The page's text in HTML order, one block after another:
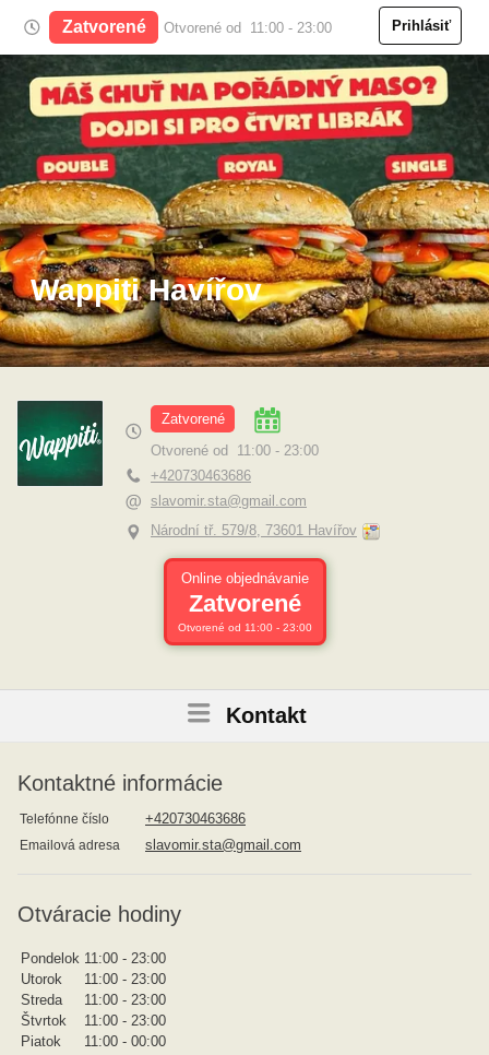
Zatvorené Otvorené od 11:00 - 23:00 Prihlásiť
Wappiti Havířov
Zatvorené
Otvorené od 11:00 - 23:00
+420730463686
slavomir.sta@gmail.com
Národní tř. 579/8, 73601 Havířov
Online objednávanie
Zatvorené
Otvorené od 11:00 - 23:00
Kontakt
Kontaktné informácie
Telefónne číslo +420730463686
Emailová adresa slavomir.sta@gmail.com
Otváracie hodiny
Pondelok 11:00 - 23:00
Utorok
11:00 - 23:00
Streda
11:00 - 23:00
Štvrtok
11:00 - 23:00
Piatok
11:00 - 00:00